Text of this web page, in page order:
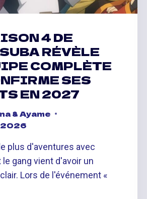
4 DE
RÉVÈLE
COMPLÈTE
SES
EN 2027
& Ayame
plus d'aventures avec
le gang vient d'avoir un
Lors de l'événement «